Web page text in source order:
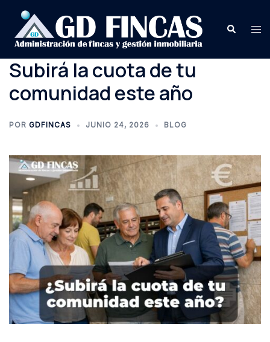
Saltar
contenido
Buscar
Subirá la cuota de tu
comunidad este año
POR GDFINCAS JUNIO 24, 2026 BLOG